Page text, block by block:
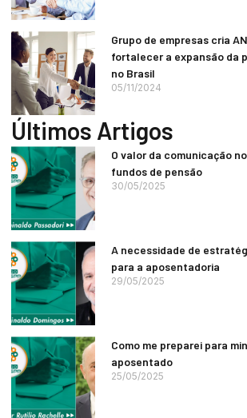
Grupo de empresas cria
fortalecer a expansão da
no Brasil
05/11/2024
Últimos Artigos
O valor da comunicação
fundos de pensão
30/05/2025
A necessidade de
para a aposentadoria
29/05/2025
Como me preparei para
aposentado
25/05/2025